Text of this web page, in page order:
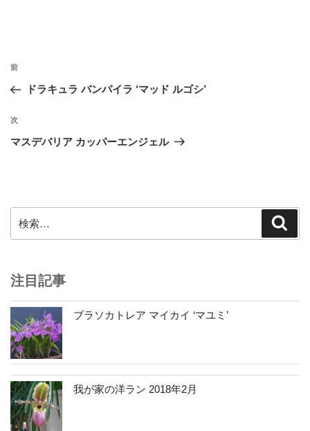
投
ナ
ビ
ゲ
ン
前
の
稿
前
ドラキュラ バンパイラ ‘マッド ルゴシ’
次
の
次
マスデバリア カッパーエンジェル
索:
注目記事
ブラソカトレア マイカイ ‘マユミ’
我が家の洋ラン 2018年2月